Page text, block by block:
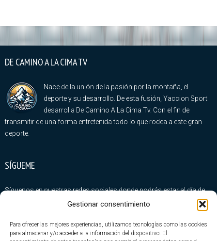
Gestionar consentimiento
Para ofrecer las mejores experiencias, utilizamos tecnologías como las cookies
para almacenar y/o acceder a la información del dispositivo. El
DE CAMINO A LA CIMA TV
Nace de la unión de la pasión por la montaña, el
deporte y su desarrollo. De esta fusión, Yaccion Sport
desarrolla De Camino A La Cima Tv. Con el fin de
transmitir de una forma entretenida todo lo que rodea a este gran
deporte.
SÍGUEME
Síguenos en nuestras redes sociales donde podrás estar al día de
todas nuestras novedades